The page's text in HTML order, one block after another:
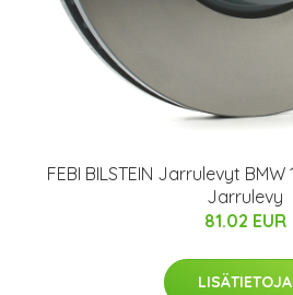
FEBI BILSTEIN Jarrulevyt BMW
Jarrulevy
81.02 EUR
LISÄTIETOJA